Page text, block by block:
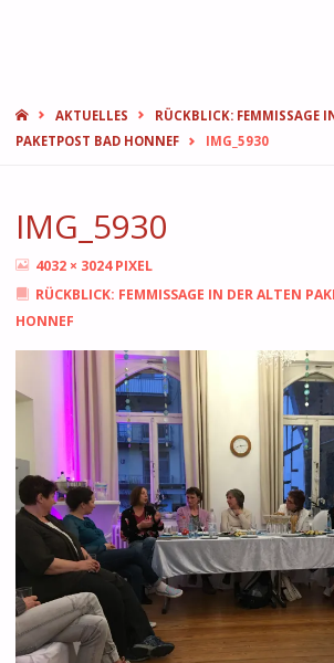
STARTAKTUELLES
RÜCKBLICK: FEMMISSAGE
PAKETPOST BAD HONNEF
IMG_5930
IMG_5930
ORIGINALGRÖSSE
4032 × 3024PIXEL
RÜCKBLICK: FEMMISSAGE IN DER ALTEN
HONNEF